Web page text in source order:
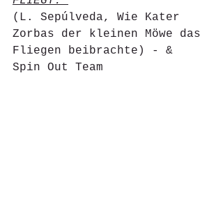
(L. Sepúlveda, Wie Kater
Zorbas der kleinen Möwe das
Fliegen beibrachte) - &
Spin Out Team